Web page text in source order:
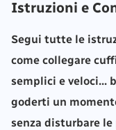
Istruzioni e
Segui tutte le
come collegare
semplici e veloci...
goderti un
senza disturbare le